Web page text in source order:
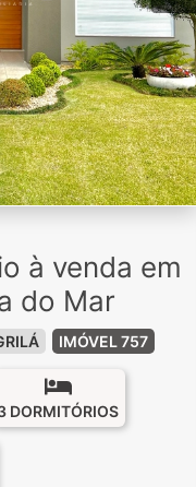
à venda em
do Mar
IMÓVEL 757
DORMITÓRIOS